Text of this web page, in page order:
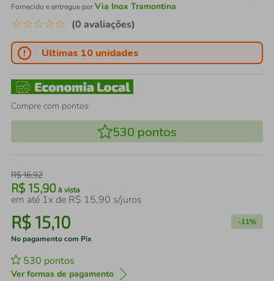
Fornecido e entregue porVia Inox Tramontina
☆☆☆☆☆ (0 avaliações)
Últimas 10 unidades
Compre com pontos:
530 pontos
R$16,92
R$ 15,90 à vista
em até 1x de R$ 15,90 s/juros
R$15,10 -11%
No pagamento com Pix
530 pontos
Ver formas de pagamento